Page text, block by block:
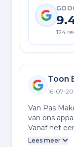
124
Toon
16-07-
Van Pas
van ons
Vanaf het
goed
Lees meer